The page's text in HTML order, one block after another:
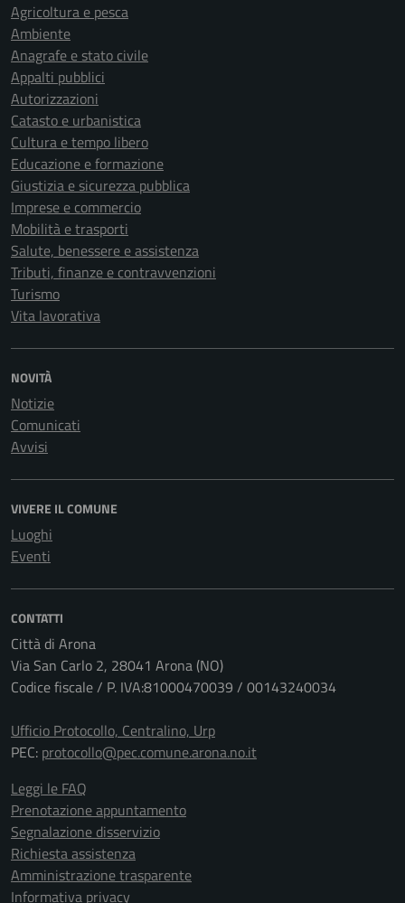
Agricoltura e pesca
Ambiente
Anagrafe e stato civile
Appalti pubblici
Autorizzazioni
Catasto e urbanistica
Cultura e tempo libero
Educazione e formazione
Giustizia e sicurezza pubblica
Imprese e commercio
Mobilità e trasporti
Salute, benessere e assistenza
Tributi, finanze e contravvenzioni
Turismo
Vita lavorativa
NOVITÀ
Notizie
Comunicati
Avvisi
VIVERE IL COMUNE
Luoghi
Eventi
CONTATTI
Città di Arona
Via San Carlo 2, 28041 Arona (NO)
Codice fiscale / P. IVA:81000470039 / 00143240034
Ufficio Protocollo, Centralino, Urp
PEC: protocollo@pec.comune.arona.no.it
Leggi le FAQ
Prenotazione appuntamento
Segnalazione disservizio
Richiesta assistenza
Amministrazione trasparente
Informativa privacy